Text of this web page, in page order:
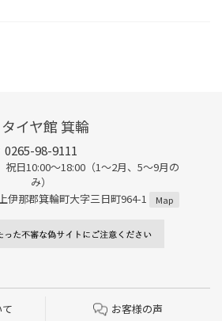
タイヤ館 箕輪
0265-98-9111
祝日10:00～18:00（1～2月、5～9月の
み）
那郡箕輪町大字三日町964-1
Map
お客様の声